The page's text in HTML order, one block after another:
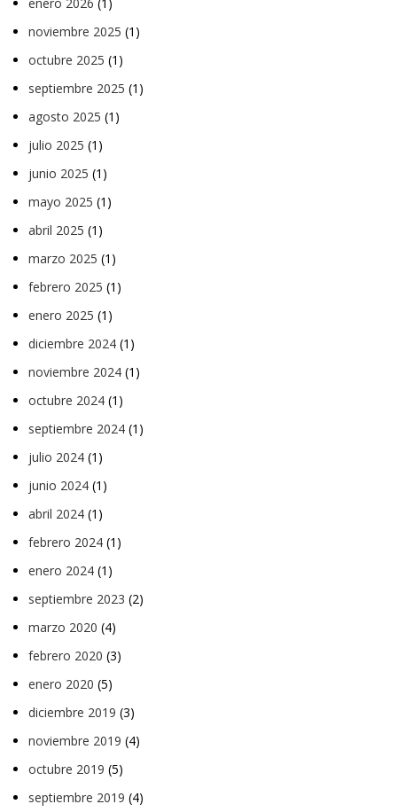
enero 2026 (1)
noviembre 2025 (1)
octubre 2025 (1)
septiembre 2025 (1)
agosto 2025 (1)
julio 2025 (1)
junio 2025 (1)
mayo 2025 (1)
abril 2025 (1)
marzo 2025 (1)
febrero 2025 (1)
enero 2025 (1)
diciembre 2024 (1)
noviembre 2024 (1)
octubre 2024 (1)
septiembre 2024 (1)
julio 2024 (1)
junio 2024 (1)
abril 2024 (1)
febrero 2024 (1)
enero 2024 (1)
septiembre 2023 (2)
marzo 2020 (4)
febrero 2020 (3)
enero 2020 (5)
diciembre 2019 (3)
noviembre 2019 (4)
octubre 2019 (5)
septiembre 2019 (4)